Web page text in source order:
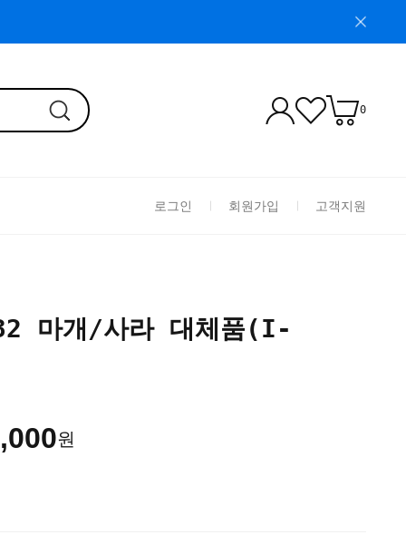
0
로그인 회원가입 고객지원
마개/사라 대체품(I-
원